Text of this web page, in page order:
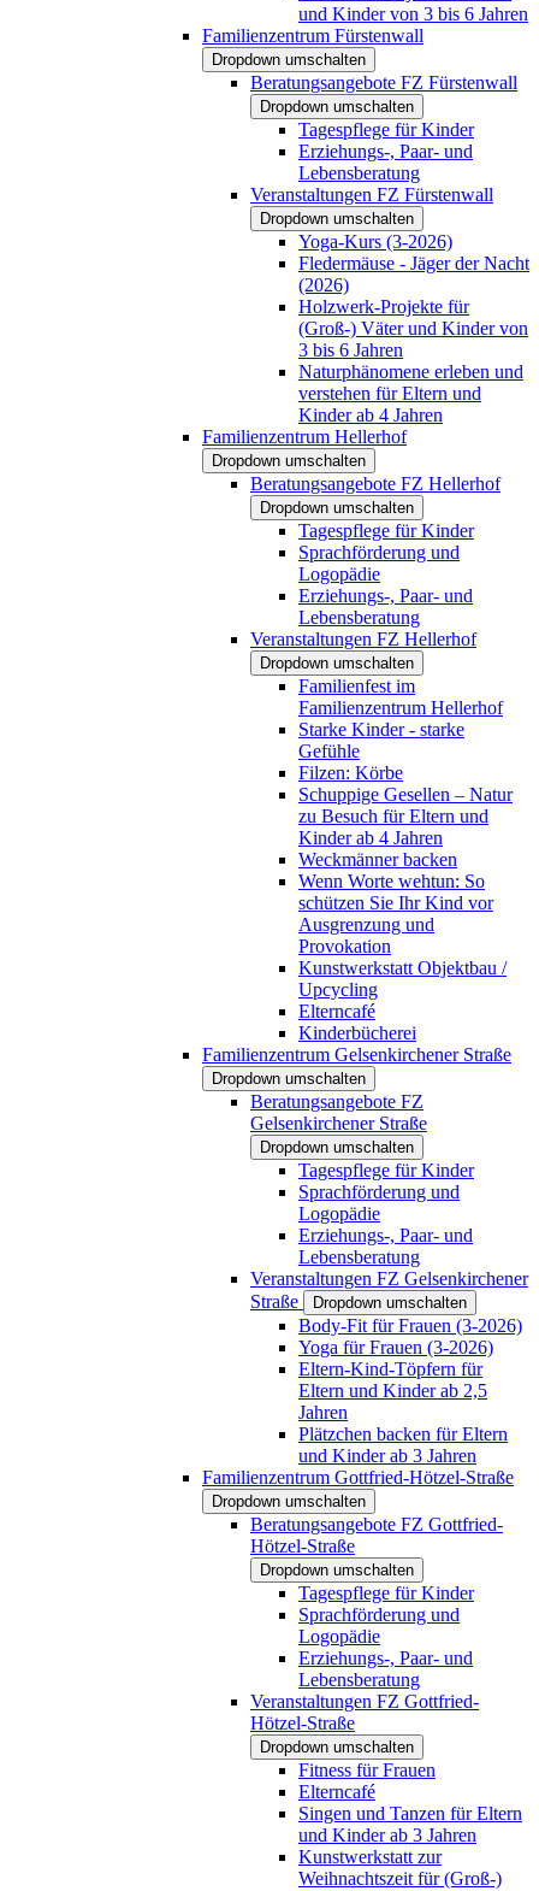
und Kinder von 3 bis 6 Jahren
Familienzentrum Fürstenwall
Dropdown umschalten
Beratungsangebote FZ Fürstenwall
Dropdown umschalten
Tagespflege für Kinder
Erziehungs-, Paar- und
Lebensberatung
Veranstaltungen FZ Fürstenwall
Dropdown umschalten
Yoga-Kurs (3-2026)
Fledermäuse - Jäger der Nacht
(2026)
Holzwerk-Projekte für
(Groß-) Väter und Kinder von
3 bis 6 Jahren
Naturphänomene erleben und
verstehen für Eltern und
Kinder ab 4 Jahren
Familienzentrum Hellerhof
Dropdown umschalten
Beratungsangebote FZ Hellerhof
Dropdown umschalten
Tagespflege für Kinder
Sprachförderung und
Logopädie
Erziehungs-, Paar- und
Lebensberatung
Veranstaltungen FZ Hellerhof
Dropdown umschalten
Familienfest im
Familienzentrum Hellerhof
Starke Kinder - starke
Gefühle
Filzen: Körbe
Schuppige Gesellen – Natur
zu Besuch für Eltern und
Kinder ab 4 Jahren
Weckmänner backen
Wenn Worte wehtun: So
schützen Sie Ihr Kind vor
Ausgrenzung und
Provokation
Kunstwerkstatt Objektbau /
Upcycling
Elterncafé
Kinderbücherei
Familienzentrum Gelsenkirchener Straße
Dropdown umschalten
Beratungsangebote FZ
Gelsenkirchener Straße
Dropdown umschalten
Tagespflege für Kinder
Sprachförderung und
Logopädie
Erziehungs-, Paar- und
Lebensberatung
Veranstaltungen FZ Gelsenkirchener
Straße
Dropdown umschalten
Body-Fit für Frauen (3-2026)
Yoga für Frauen (3-2026)
Eltern-Kind-Töpfern für
Eltern und Kinder ab 2,5
Jahren
Plätzchen backen für Eltern
und Kinder ab 3 Jahren
Familienzentrum Gottfried-Hötzel-Straße
Dropdown umschalten
Beratungsangebote FZ Gottfried-
Hötzel-Straße
Dropdown umschalten
Tagespflege für Kinder
Sprachförderung und
Logopädie
Erziehungs-, Paar- und
Lebensberatung
Veranstaltungen FZ Gottfried-
Hötzel-Straße
Dropdown umschalten
Fitness für Frauen
Elterncafé
Singen und Tanzen für Eltern
und Kinder ab 3 Jahren
Kunstwerkstatt zur
Weihnachtszeit für (Groß-)